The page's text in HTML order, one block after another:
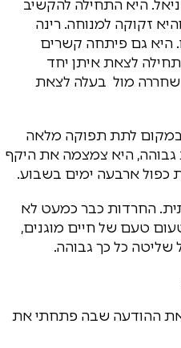
היא התחילה להקשיב
זקוקה למנוחה. רינה
היא גם פיתחה קשרים
לצאת איתן יחד
שחררה מול בעלה לצאת
לתת תפוקה מלאה
היא צמצמה את היקף
ארבעה ימים בשבוע.
החרדות כבר כמעט לא
טעם של חיים מוגנים,
שליטה כל כך גבוהה.
את ההודעה שבה פתחתי את